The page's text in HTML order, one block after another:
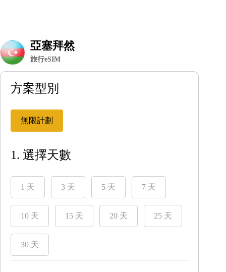
亞塞拜然
旅行eSIM
方案型別
無限計劃
1. 選擇天數
1 天 3 天 5 天 7 天
10 天 15 天 20 天 25 天
30 天